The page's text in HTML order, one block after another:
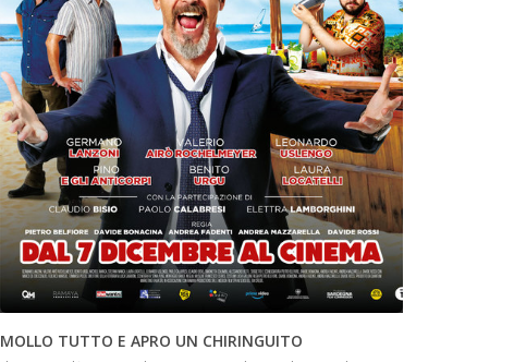
INFO
MOLLO TUTTO E APRO UN CHIRINGUITO